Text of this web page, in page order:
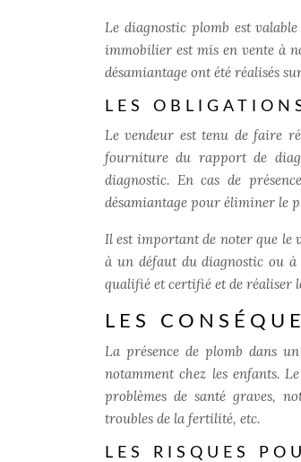
Le diagnostic plomb est
immobilier est mis en vente à
désamiantage ont été réalisés
LES
Le vendeur est tenu de faire
fourniture du rapport de
diagnostic. En cas de
désamiantage pour éliminer le
Il est important de noter que le
à un défaut du diagnostic ou
qualifié et certifié et de réaliser
LES
La présence de plomb dans
notamment chez les enfants.
problèmes de santé graves,
troubles de la fertilité, etc.
LES RISQUES